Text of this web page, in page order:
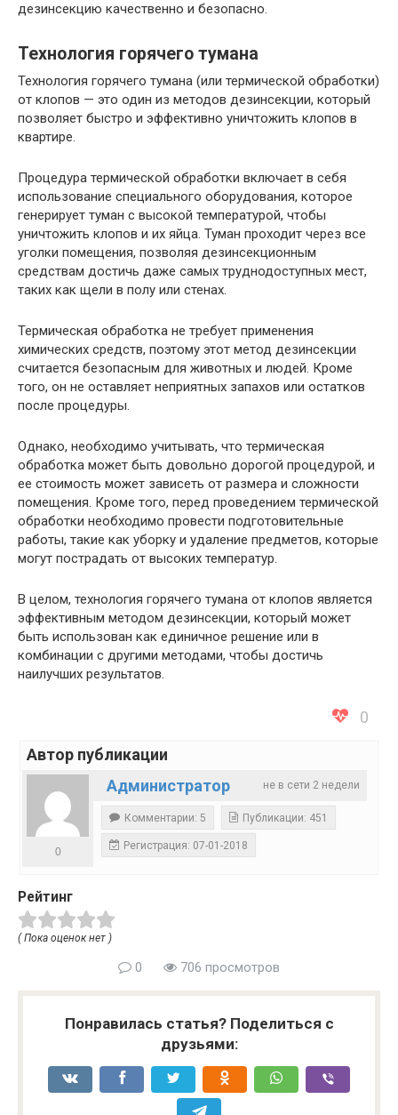
дезинсекцию качественно и безопасно.
Технология горячего тумана
Технология горячего тумана (или термической обработки)
от клопов — это один из методов дезинсекции, который
позволяет быстро и эффективно уничтожить клопов в
квартире.
Процедура термической обработки включает в себя
использование специального оборудования, которое
генерирует туман с высокой температурой, чтобы
уничтожить клопов и их яйца. Туман проходит через все
уголки помещения, позволяя дезинсекционным
средствам достичь даже самых труднодоступных мест,
таких как щели в полу или стенах.
Термическая обработка не требует применения
химических средств, поэтому этот метод дезинсекции
считается безопасным для животных и людей. Кроме
того, он не оставляет неприятных запахов или остатков
после процедуры.
Однако, необходимо учитывать, что термическая
обработка может быть довольно дорогой процедурой, и
ее стоимость может зависеть от размера и сложности
помещения. Кроме того, перед проведением термической
обработки необходимо провести подготовительные
работы, такие как уборку и удаление предметов, которые
могут пострадать от высоких температур.
В целом, технология горячего тумана от клопов является
эффективным методом дезинсекции, который может
быть использован как единичное решение или в
комбинации с другими методами, чтобы достичь
наилучших результатов.
0
Автор публикации
не в сети 2 недели
Администратор
0
Комментарии: 5 Публикации: 451
Регистрация: 07-01-2018
Рейтинг
( Пока оценок нет )
0 706 просмотров
Понравилась статья? Поделиться с
друзьями: